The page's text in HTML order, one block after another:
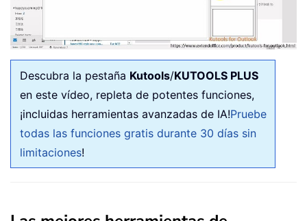
Descubra la pestaña Kutools/KUTOOLS PLUS
en este vídeo, repleta de potentes funciones,
¡incluidas herramientas avanzadas de IA!Pruebe
todas las funciones gratis durante 30 días sin
limitaciones!